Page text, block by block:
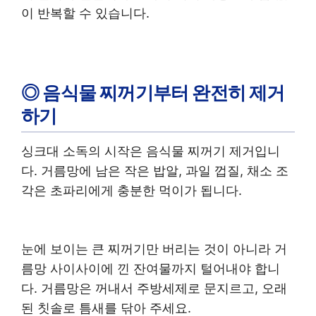
이 반복할 수 있습니다.
◎ 음식물 찌꺼기부터 완전히 제거
하기
싱크대 소독의 시작은 음식물 찌꺼기 제거입니
다. 거름망에 남은 작은 밥알, 과일 껍질, 채소 조
각은 초파리에게 충분한 먹이가 됩니다.
눈에 보이는 큰 찌꺼기만 버리는 것이 아니라 거
름망 사이사이에 낀 잔여물까지 털어내야 합니
다. 거름망은 꺼내서 주방세제로 문지르고, 오래
된 칫솔로 틈새를 닦아 주세요.